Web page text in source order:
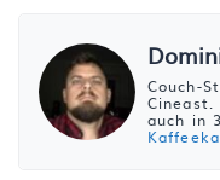
Couch-
auch in